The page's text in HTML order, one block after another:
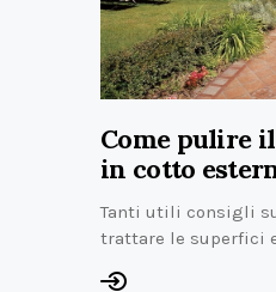
Come pulire
in cotto
Tanti utili consigli
trattare le superfici